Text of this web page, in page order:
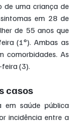
de uma criança de
em 28 de
de 55 anos que
(1°). Ambas as
comorbidades. As
(3).
casos
em saúde pública
incidência entre a